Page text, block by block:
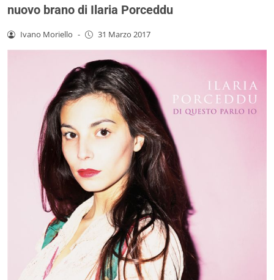
nuovo brano di Ilaria Porceddu
Ivano Moriello - 31 Marzo 2017